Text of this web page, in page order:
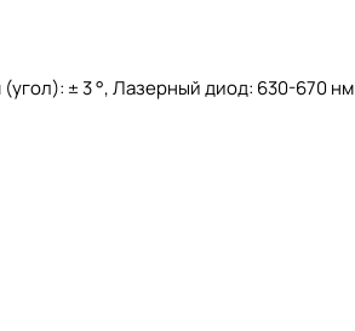
± 3 °, Лазерный диод: 630-670 нм